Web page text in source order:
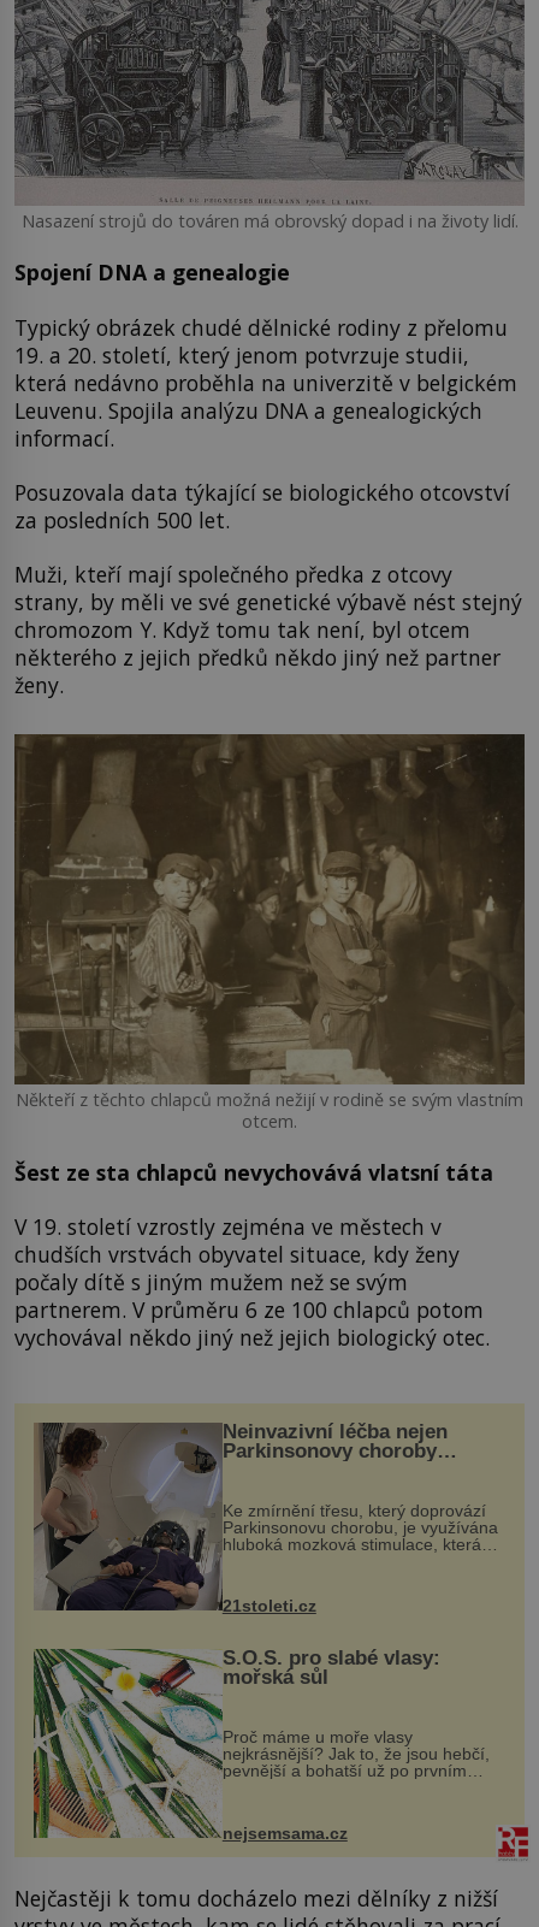
Nasazení strojů do továren má obrovský dopad i na životy lidí.
Spojení DNA a genealogie
Typický obrázek chudé dělnické rodiny z přelomu
19. a 20. století, který jenom potvrzuje studii,
která nedávno proběhla na univerzitě v belgickém
Leuvenu. Spojila analýzu DNA a genealogických
informací.
Posuzovala data týkající se biologického otcovství
za posledních 500 let.
Muži, kteří mají společného předka z otcovy
strany, by měli ve své genetické výbavě nést stejný
chromozom Y. Když tomu tak není, byl otcem
některého z jejich předků někdo jiný než partner
ženy.
Někteří z těchto chlapců možná nežijí v rodině se svým vlastním
otcem.
Šest ze sta chlapců nevychovává vlatsní táta
V 19. století vzrostly zejména ve městech v
chudších vrstvách obyvatel situace, kdy ženy
počaly dítě s jiným mužem než se svým
partnerem. V průměru 6 ze 100 chlapců potom
vychovával někdo jiný než jejich biologický otec.
Neinvazivní léčba nejen
Parkinsonovy choroby
Ke zmírnění třesu, který doprovází
Parkinsonovu chorobu, je využívána
hluboká mozková stimulace, která
však vyžaduje vysoce invazivní
zákrok. Ultrazvuk zase není vhodný
k dostatečně přesnému zacílení ...
21stoleti.cz
S.O.S. pro slabé vlasy:
mořská sůl
Proč máme u moře vlasy
nejkrásnější? Jak to, že jsou hebčí,
pevnější a bohatší už po prvním
vlasy. ...
nejsemsama.cz
Nejčastěji k tomu docházelo mezi dělníky z nižší